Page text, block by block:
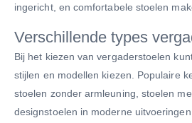
ingericht, en comfortabele stoelen
Verschillende types
Bij het kiezen van vergaderstoelen
stijlen en modellen kiezen. Populaire
stoelen zonder armleuning, stoelen
designstoelen in moderne